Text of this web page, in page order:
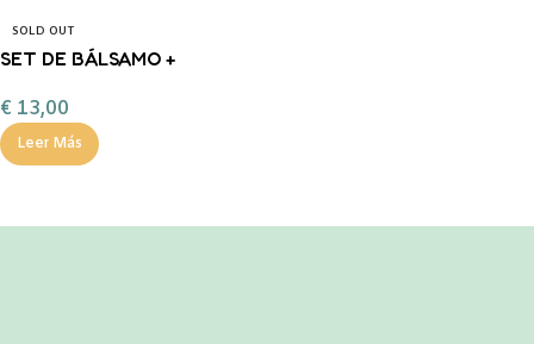
SOLD OUT
SET DE BÁLSAMO +
MANZANA –
€ 13,00
Leer Más